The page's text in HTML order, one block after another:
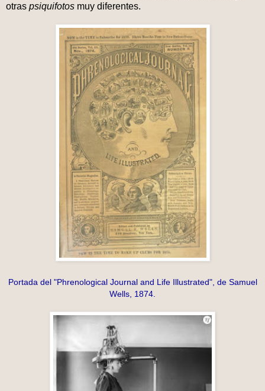
otras psiquifotos muy diferentes.
Portada del "Phrenological Journal and Life Illustrated", de Samuel
Wells, 1874.